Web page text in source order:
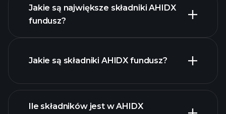
Jakie są największe składniki AHIDX
fundusz?
holdings
Jakie są składniki AHIDX fundusz?
Ile składników jest w AHIDX